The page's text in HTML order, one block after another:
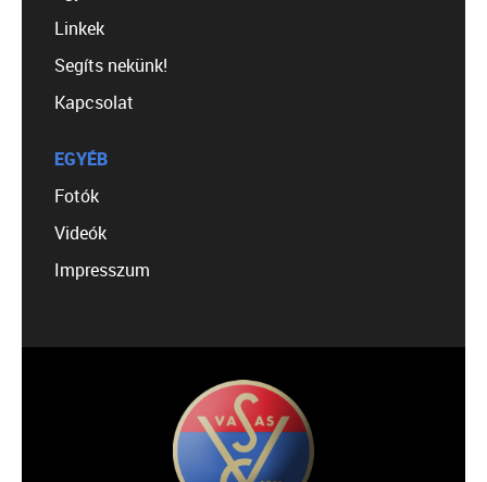
Linkek
Segíts nekünk!
Kapcsolat
EGYÉB
Fotók
Videók
Impresszum